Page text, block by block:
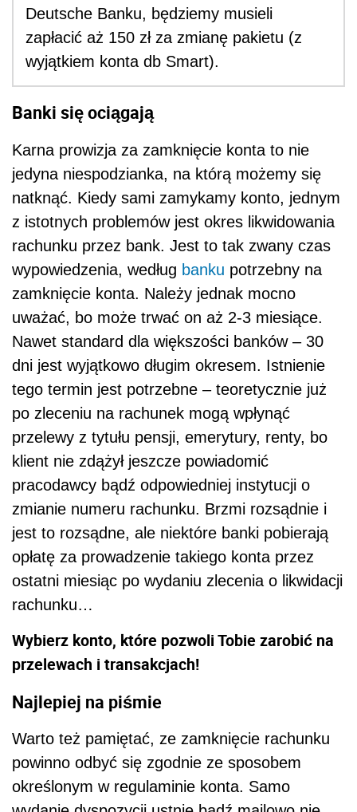
Deutsche Banku, będziemy musieli
zapłacić aż 150 zł za zmianę pakietu (z
wyjątkiem konta db Smart).
Banki się ociągają
Karna prowizja za zamknięcie konta to nie
jedyna niespodzianka, na którą możemy się
natknąć. Kiedy sami zamykamy konto, jednym
z istotnych problemów jest okres likwidowania
rachunku przez bank. Jest to tak zwany czas
wypowiedzenia, według banku potrzebny na
zamknięcie konta. Należy jednak mocno
uważać, bo może trwać on aż 2-3 miesiące.
Nawet standard dla większości banków – 30
dni jest wyjątkowo długim okresem. Istnienie
tego termin jest potrzebne – teoretycznie już
po zleceniu na rachunek mogą wpłynąć
przelewy z tytułu pensji, emerytury, renty, bo
klient nie zdążył jeszcze powiadomić
pracodawcy bądź odpowiedniej instytucji o
zmianie numeru rachunku. Brzmi rozsądnie i
jest to rozsądne, ale niektóre banki pobierają
opłatę za prowadzenie takiego konta przez
ostatni miesiąc po wydaniu zlecenia o likwidacji
rachunku…
Wybierz konto, które pozwoli Tobie zarobić na
przelewach i transakcjach!
Najlepiej na piśmie
Warto też pamiętać, ze zamknięcie rachunku
powinno odbyć się zgodnie ze sposobem
określonym w regulaminie konta. Samo